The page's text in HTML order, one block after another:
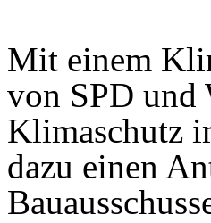
Mit einem
von SPD und
Klimaschutz
dazu einen